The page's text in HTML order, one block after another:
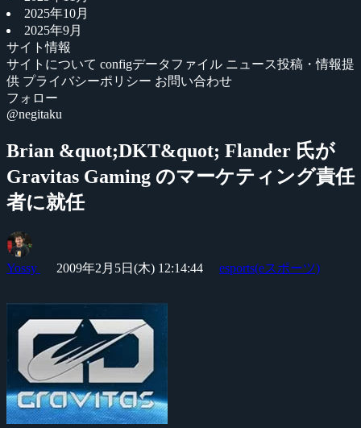
2025年10月
2025年9月
サイト情報
サイトについて configデータファイル ニュース投稿・情報提
供 プライバシーポリシー お問い合わせ
フォロー
@negitaku
Brian &quot;DKT&quot; Flander 氏が
Gravitas Gaming のマーケティング責任
者に就任
Yossy 2009年2月5日(木) 12:14:44 esports(eスポーツ)